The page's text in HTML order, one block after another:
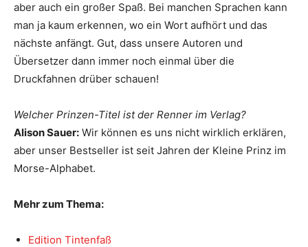
aber auch ein großer Spaß. Bei manchen Sprachen kann
man ja kaum erkennen, wo ein Wort aufhört und das
nächste anfängt. Gut, dass unsere Autoren und
Übersetzer dann immer noch einmal über die
Druckfahnen drüber schauen!
Welcher Prinzen-Titel ist der Renner im Verlag?
Alison Sauer: Wir können es uns nicht wirklich erklären,
aber unser Bestseller ist seit Jahren der Kleine Prinz im
Morse-Alphabet.
Mehr zum Thema:
Edition Tintenfaß